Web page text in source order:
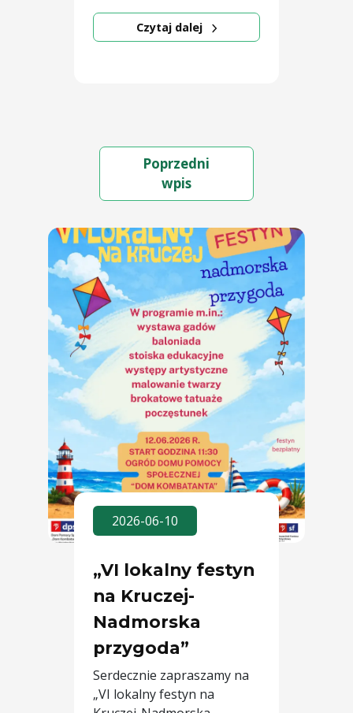
Czytaj dalej
Poprzedni
wpis
2026-06-10
„VI lokalny festyn
na Kruczej-
Nadmorska
przygoda”
Serdecznie zapraszamy na
„VI lokalny festyn na